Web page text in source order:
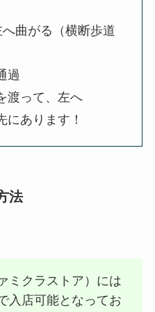
曲がる（横断歩道
過
渡って、左へ
にあります！
法
ミクラストア）には
入店可能となってお